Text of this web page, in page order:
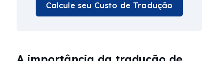
Calcule seu Custo de Tradução